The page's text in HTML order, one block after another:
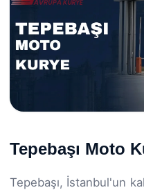
Tepebaşı Moto
Tepebaşı, İstanbul'un